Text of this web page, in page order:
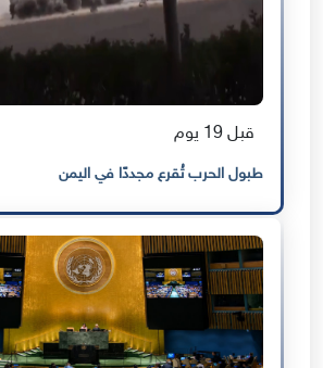
قبل 19 يوم
طبول الحرب تُقرع مجددًا في اليمن